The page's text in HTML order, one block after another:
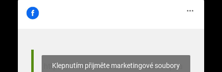
https://www.facebook.com/nasekrajina
Klepnutím přijměte marketingové soubory